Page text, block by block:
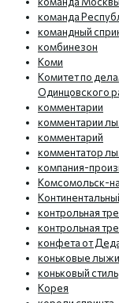
команда
командный
комбинезон
Коми
Комитет по
Одинцовского
комментарии
комментарии
комментарий
комментатор
компания-
Комсомольск-
контрольная
контрольная
конфета от
коньковые лыжи
коньковый стиль
Корея